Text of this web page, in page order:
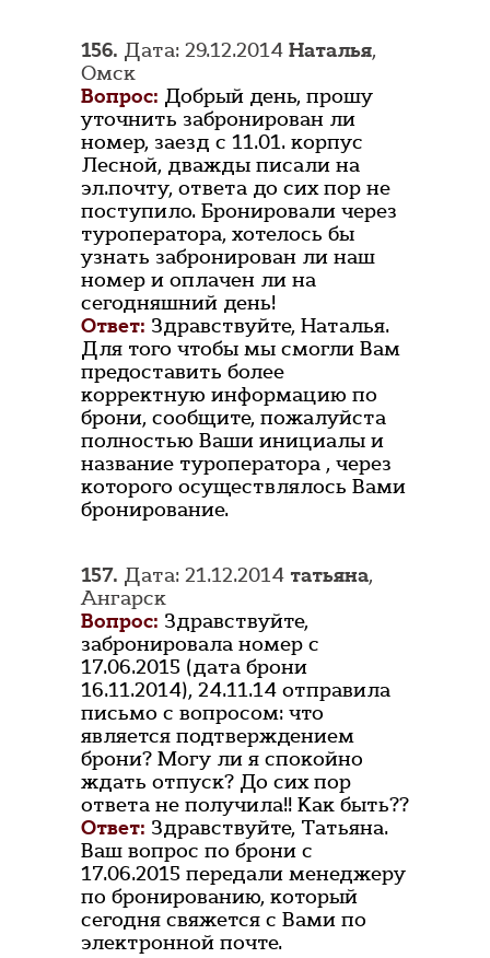
156. Дата: 29.12.2014 Наталья,
Омск
Вопрос: Добрый день, прошу
уточнить забронирован ли
номер, заезд с 11.01. корпус
Лесной, дважды писали на
эл.почту, ответа до сих пор не
поступило. Бронировали через
туроператора, хотелось бы
узнать забронирован ли наш
номер и оплачен ли на
сегодняшний день!
Ответ: Здравствуйте, Наталья.
Для того чтобы мы смогли Вам
предоставить более
корректную информацию по
брони, сообщите, пожалуйста
полностью Ваши инициалы и
название туроператора , через
которого осуществлялось Вами
бронирование.
157. Дата: 21.12.2014 татьяна,
Ангарск
Вопрос: Здравствуйте,
забронировала номер с
17.06.2015 (дата брони
16.11.2014), 24.11.14 отправила
письмо с вопросом: что
является подтверждением
брони? Могу ли я спокойно
ждать отпуск? До сих пор
ответа не получила!! Как быть??
Ответ: Здравствуйте, Татьяна.
Ваш вопрос по брони с
17.06.2015 передали менеджеру
по бронированию, который
сегодня свяжется с Вами по
электронной почте.